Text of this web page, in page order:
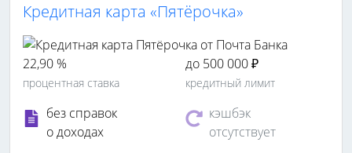
Кредитная карта «Пятёрочка»
22,90 %
процентная ставка
до 500 000 ₽
кредитный лимит
без справок
о доходах
кэшбэк
отсутствует